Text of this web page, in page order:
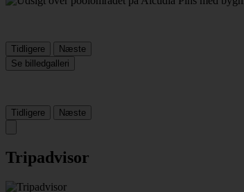
Tidligere
Næste
Se billedgalleri
Tidligere Næste
Tripadvisor